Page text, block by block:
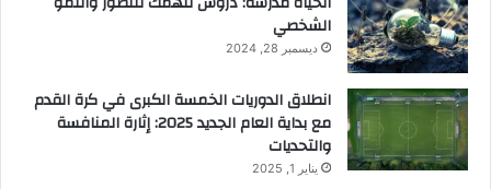
د
ذ
ك
الشخصي
ديسمبر 28, 2024
انطلاق الدوريات الخمسة الكبرى في كرة القدم
مع بداية العام الجديد 2025: إثارة المنافسة
والتحديات
يناير 1, 2025